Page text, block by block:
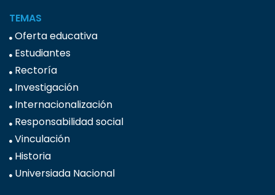
TEMAS
Oferta educativa
Estudiantes
Rectoría
Investigación
Internacionalización
Responsabilidad social
Vinculación
Historia
Universiada Nacional